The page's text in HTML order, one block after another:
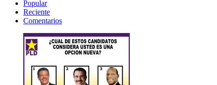
Popular
Reciente
Comentarios